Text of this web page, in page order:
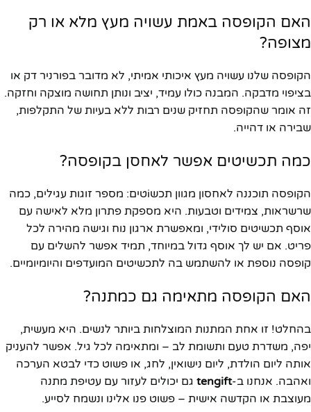
האם הקופסה באמת עשויה מעץ מלא או רק
מצופה?
הקופסה שלנו עשויה מעץ איכותי אמיתי, לא מדובר בפורניר דק או
בציפוי מדבקה. המבנה כולו עמיד, יציב ונותן תחושה מוצקה וחזקה.
זה אומר שהקופסה תחזיק שנים רבות ללא בעיות של התקלפות,
שבירה או דהייה.
כמה תכשיטים אפשר לאחסן בקופסה?
הקופסה תוכננה לאחסון מגוון תכשiטים: מספר זוגות עגילים, כמה
שרשראות, צמידים וטבעות. היא מספקת פתרון מלא לאישה עם
אוסף תכשיטים סולידי, ומאפשרת ארגון נוח וגישה מהירה לכל
פריט. אם יש לך אוסף גדול במיוחד, תמיד אפשר להשלים עם
קופסה נוספת או להשתמש בה לתכשיטים המועדפים והיומיומיים.
האם הקופסה מתאימה גם כמתנה?
בהחלט! זו אחת המתנות המוצלחות ביותר לנשים. היא מעשית,
יפה, משדרת טעם ותשומת לב – ומתאימה לכל גיל. אפשר להעניק
אותה ליום הולדת, ליום נישואין, לחג, או פשוט כדי לבטא הערכה
ואהבה. אנחנו ב-tengift גם יכולים לעזור עם עטיפת מתנה
מעוצבת או הקדשה אישית – פשוט פנו אלינו ונשמח לסייע.